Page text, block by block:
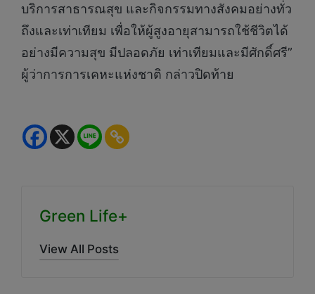
บริการสาธารณสุข และกิจกรรมทางสังคมอย่างทั่ว
ถึงและเท่าเทียม เพื่อให้ผู้สูงอายุสามารถใช้ชีวิตได้
อย่างมีความสุข มีปลอดภัย เท่าเทียมและมีศักดิ์ศรี”
ผู้ว่าการการเคหะแห่งชาติ กล่าวปิดท้าย
Green Life+
View All Posts